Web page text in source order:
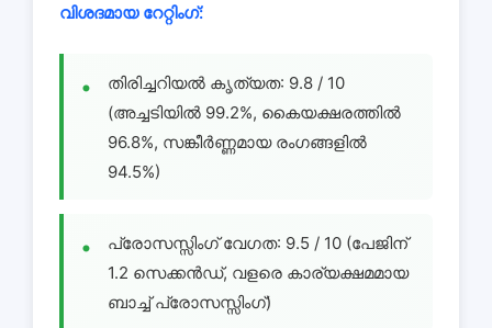
വിശദമായ റേറ്റിംഗ്:
തിരിച്ചറിയൽ കൃത്യത: 9.8 / 10
(അച്ചടിയിൽ 99.2%, കൈയക്ഷരത്തിൽ
96.8%, സങ്കീർണ്ണമായ രംഗങ്ങളിൽ
94.5%)
പ്രോസസ്സിംഗ് വേഗത: 9.5 / 10 (പേജിന്
1.2 സെക്കൻഡ്, വളരെ കാര്യക്ഷമമായ
ബാച്ച് പ്രോസസ്സിംഗ്)